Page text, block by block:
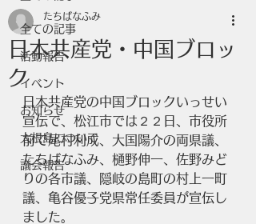
全ての記事
活動報告
イベント
お知らせ
大根島について
議会報告
日本共産党・中国ブロッ
ク
たちばなふみ
日本共産党の中国ブロックいっせい
宣伝で、松江市では２２日、市役所
前で尾村利成、大国陽介の両県議、
たちばなふみ、樋野伸一、佐野みど
りの各市議、隠岐の島町の村上一町
議、亀谷優子党県常任委員が宣伝し
ました。